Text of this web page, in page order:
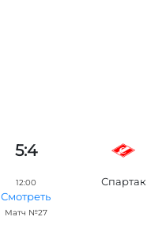
5:4
12:00
Смотреть
Матч №27
Спартак